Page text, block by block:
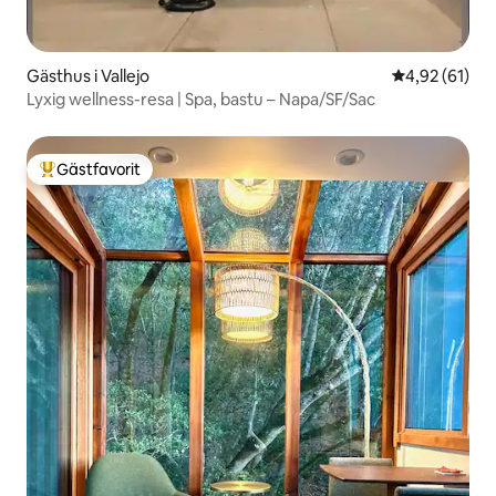
Gästhus i Vallejo 4,92 av 5 i
4,92 (61)
Lyxig wellness-resa | Spa, bastu – Napa/SF/Sac
Populär gästfavorit
Gästfavorit